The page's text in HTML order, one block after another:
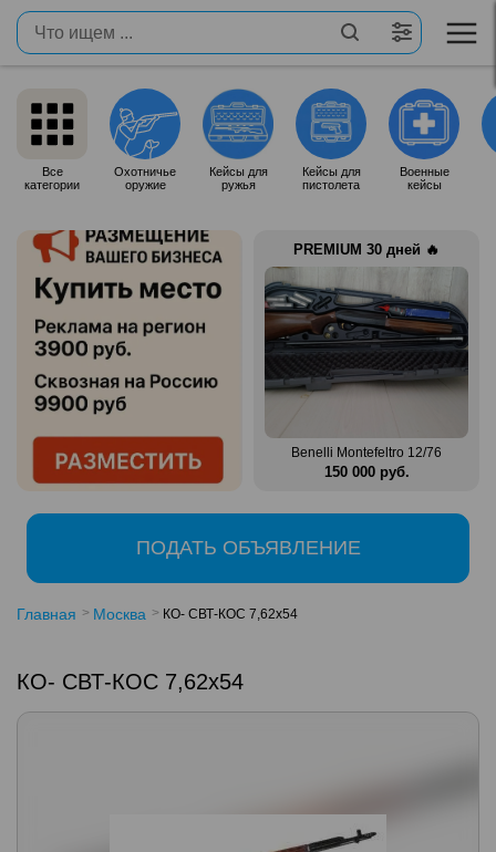
Все
категории
Охотничье
оружие
Кейсы для
ружья
Кейсы для
пистолета
Военные
кейсы
PREMIUM 30 дней 🔥
Продам итальянское ружье
Silma M70
80 000 руб.
Benelli Montefeltro 12/76
150 000 руб.
ПОДАТЬ ОБЪЯВЛЕНИЕ
Главная Москва КО- СВТ-КОС 7,62х54
КО- СВТ-КОС 7,62х54